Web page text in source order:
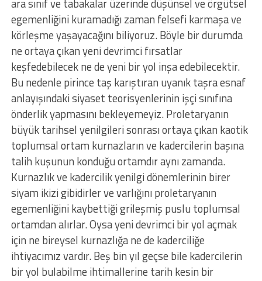
ara sınıf ve tabakalar üzerinde düşünsel ve örgütsel
egemenliğini kuramadığı zaman felsefi karmaşa ve
körleşme yaşayacağını biliyoruz. Böyle bir durumda
ne ortaya çıkan yeni devrimci fırsatlar
keşfedebilecek ne de yeni bir yol inşa edebilecektir.
Bu nedenle pirince taş karıştıran uyanık taşra esnaf
anlayışındaki siyaset teorisyenlerinin işçi sınıfına
önderlik yapmasını bekleyemeyiz. Proletaryanın
büyük tarihsel yenilgileri sonrası ortaya çıkan kaotik
toplumsal ortam kurnazların ve kadercilerin başına
talih kuşunun konduğu ortamdır aynı zamanda.
Kurnazlık ve kadercilik yenilgi dönemlerinin birer
siyam ikizi gibidirler ve varlığını proletaryanın
egemenliğini kaybettiği grileşmiş puslu toplumsal
ortamdan alırlar. Oysa yeni devrimci bir yol açmak
için ne bireysel kurnazlığa ne de kaderciliğe
ihtiyacımız vardır. Beş bin yıl geçse bile kadercilerin
bir yol bulabilme ihtimallerine tarih kesin bir